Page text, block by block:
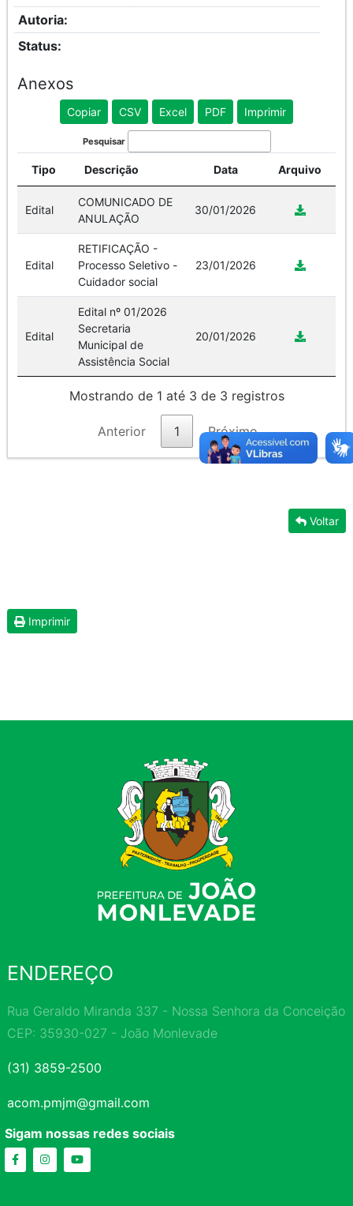
Autoria:
Status:
Anexos
Copiar CSV Excel PDF Imprimir
Pesquisar
Tipo Descrição Data Arquivo
Edital
COMUNICADO DE
ANULAÇÃO
30/01/2026
Edital
RETIFICAÇÃO -
Processo Seletivo -
Cuidador social
23/01/2026
Edital
Edital nº 01/2026
Secretaria
Municipal de
Assistência Social
20/01/2026
Mostrando de 1 até 3 de 3 registros
Anterior 1 Próximo
Voltar
Imprimir
ENDEREÇO
Rua Geraldo Miranda 337 - Nossa Senhora da Conceição
CEP: 35930-027 - João Monlevade
(31) 3859-2500
acom.pmjm@gmail.com
Sigam nossas redes sociais